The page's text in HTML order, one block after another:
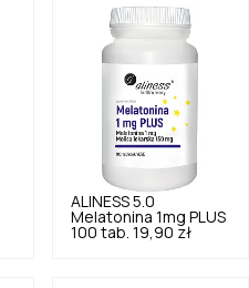
ALINESS 5.0
Melatonina 1mg PLUS
100 tab. 19,90 zł